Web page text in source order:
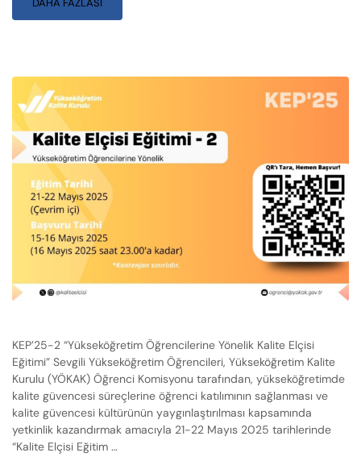
DAHA FAZLASI
KEP’25-2 “Yükseköğretim Öğrencilerine Yönelik Kalite Elçisi
Eğitimi” Sevgili Yükseköğretim Öğrencileri, Yükseköğretim Kalite
Kurulu (YÖKAK) Öğrenci Komisyonu tarafından, yükseköğretimde
kalite güvencesi süreçlerine öğrenci katılımının sağlanması ve
kalite güvencesi kültürünün yaygınlaştırılması kapsamında
yetkinlik kazandırmak amacıyla 21-22 Mayıs 2025 tarihlerinde
“Kalite Elçisi Eğitim …